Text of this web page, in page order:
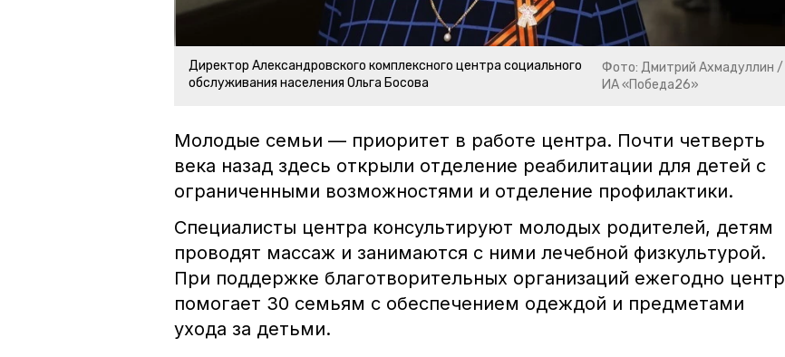
Директор Александровского комплексного центра социального
обслуживания населения Ольга Босова
Фото: Дмитрий Ахмадуллин /
ИА «Победа26»
Молодые семьи — приоритет в работе центра. Почти четверть
века назад здесь открыли отделение реабилитации для детей с
ограниченными возможностями и отделение профилактики.
Специалисты центра консультируют молодых родителей, детям
проводят массаж и занимаются с ними лечебной физкультурой.
При поддержке благотворительных организаций ежегодно центр
помогает 30 семьям с обеспечением одеждой и предметами
ухода за детьми.